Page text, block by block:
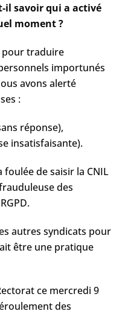
il savoir qui a activé
moment ?
pour traduire
importunés
avons alerté
:
réponse),
insatisfaisante).
foulée de saisir la CNIL
des
autres syndicats pour
être une pratique
ce mercredi 9
des